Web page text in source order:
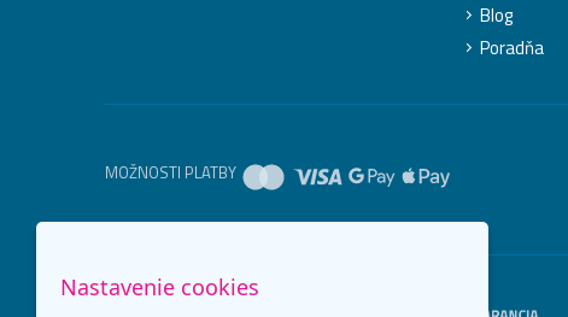
Blog
Poradňa
MOŽNOSTI PLATBY
Nastavenie cookies